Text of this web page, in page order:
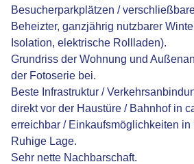
Besucherparkplätzen /
Beheizter, ganzjährig nutzbarer
Isolation, elektrische Rollladen).
Grundriss der Wohnung und
der Fotoserie bei.
Beste Infrastruktur /
direkt vor der Haustüre / Bahnhof in
erreichbar / Einkaufsmöglichkeiten in
Ruhige Lage.
Sehr nette Nachbarschaft.